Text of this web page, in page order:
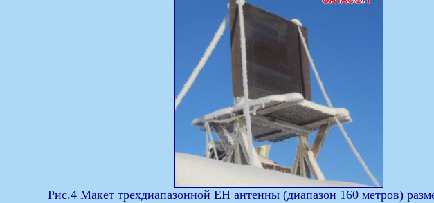
Рис.4 Макет трехдиапазонной ЕН антенны (диапазон 160 метров)